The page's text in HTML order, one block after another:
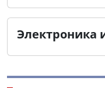
Электроника